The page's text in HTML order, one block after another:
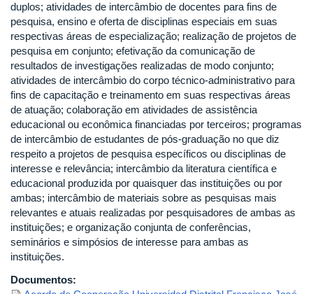
duplos; atividades de intercâmbio de docentes para fins de
pesquisa, ensino e oferta de disciplinas especiais em suas
respectivas áreas de especialização; realização de projetos de
pesquisa em conjunto; efetivação da comunicação de
resultados de investigações realizadas de modo conjunto;
atividades de intercâmbio do corpo técnico-administrativo para
fins de capacitação e treinamento em suas respectivas áreas
de atuação; colaboração em atividades de assistência
educacional ou econômica financiadas por terceiros; programas
de intercâmbio de estudantes de pós-graduação no que diz
respeito a projetos de pesquisa específicos ou disciplinas de
interesse e relevância; intercâmbio da literatura científica e
educacional produzida por quaisquer das instituições ou por
ambas; intercâmbio de materiais sobre as pesquisas mais
relevantes e atuais realizadas por pesquisadores de ambas as
instituições; e organização conjunta de conferências,
seminários e simpósios de interesse para ambas as
instituições.
Documentos: